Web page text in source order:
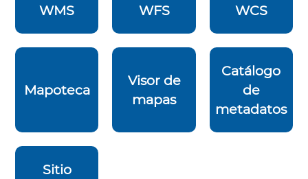
WMS WFS WCS
Mapoteca
Visor de
mapas
Catálogo
de
metadatos
Sitio